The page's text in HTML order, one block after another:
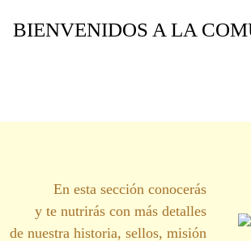
BIENVENIDOS A LA
En esta sección conocerás
y te nutrirás con más detalles
de nuestra historia, sellos, misión